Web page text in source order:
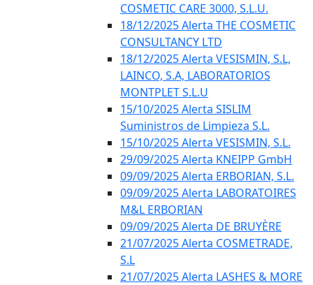
COSMETIC CARE 3000, S.L.U.
18/12/2025 Alerta THE COSMETIC
CONSULTANCY LTD
18/12/2025 Alerta VESISMIN, S.L,
LAINCO, S.A, LABORATORIOS
MONTPLET S.L.U
15/10/2025 Alerta SISLIM
Suministros de Limpieza S.L.
15/10/2025 Alerta VESISMIN, S.L.
29/09/2025 Alerta KNEIPP GmbH
09/09/2025 Alerta ERBORIAN, S.L.
09/09/2025 Alerta LABORATOIRES
M&L ERBORIAN
09/09/2025 Alerta DE BRUYÈRE
21/07/2025 Alerta COSMETRADE,
S.L
21/07/2025 Alerta LASHES & MORE